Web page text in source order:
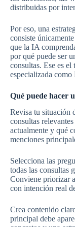
distribuidas por
Por eso, una
consiste
que la IA
por qué puede ser
consultas. Ese es el
especializada
Qué puede hacer
Revisa tu situación
consultas
actualmente y qué
menciones
Selecciona las
todas las consultas
Conviene priorizar
con intención real
Crea contenido
principal debe